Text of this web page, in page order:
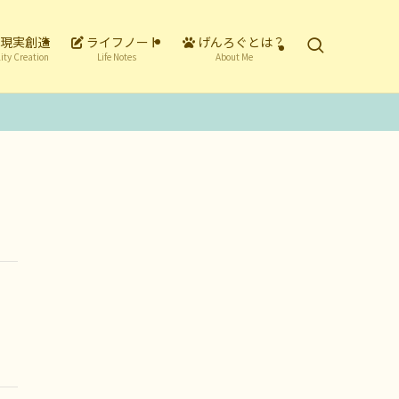
現実創造
Creation
ライフノート
Life Notes
げんろぐとは？
About Me